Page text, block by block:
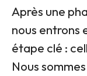
Après une
nous entrons
étape clé :
Nous